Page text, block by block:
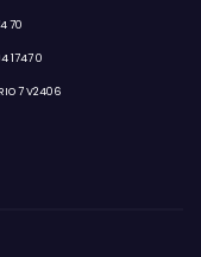
70
1747 0
7 V2406